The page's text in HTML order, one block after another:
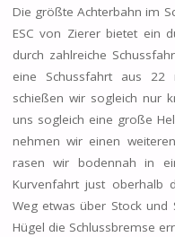
Die größte Achterbahn im
ESC von Zierer bietet ein
durch zahlreiche
eine Schussfahrt aus
schießen wir sogleich nur
uns sogleich eine große
nehmen wir einen
rasen wir bodennah in
Kurvenfahrt just oberhalb
Weg etwas über Stock
Hügel die Schlussbremse